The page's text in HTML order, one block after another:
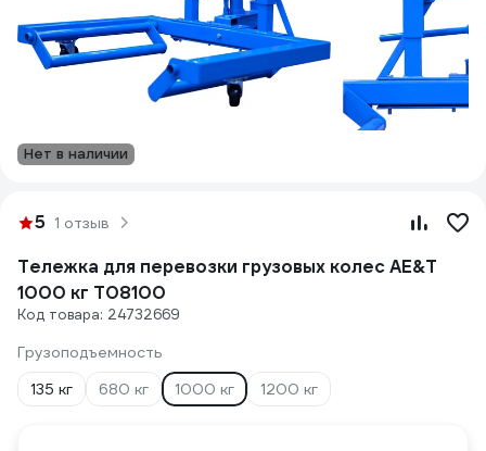
Нет в наличии
5 1 отзыв
Тележка для перевозки грузовых колес AE&T
1000 кг T08100
Код товара: 24732669
Грузоподъемность
135 кг
680 кг 1000 кг 1200 кг